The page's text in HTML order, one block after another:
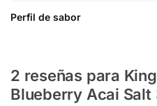
Perfil de sabor
2 reseñas para
Blueberry Acai Salt